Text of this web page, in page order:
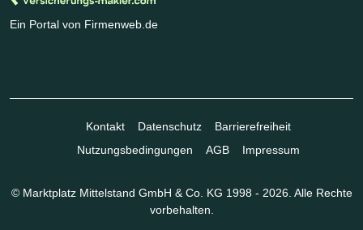
Ein Portal von Firmenweb.de
Kontakt Datenschutz
Barrierefreiheit
Nutzungsbedingungen
AGB Impressum
© Marktplatz Mittelstand GmbH & Co. KG 1998 - 2026. Alle Rechte
vorbehalten.